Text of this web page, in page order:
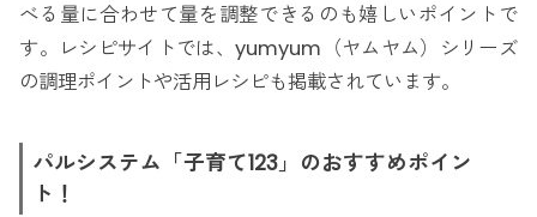
べる量に合わせて量を調整できるのも嬉しいポイントで
す。レシピサイトでは、yumyum（ヤムヤム）シリーズ
の調理ポイントや活用レシピも掲載されています。
パルシステム「子育て123」のおすすめポイン
ト！